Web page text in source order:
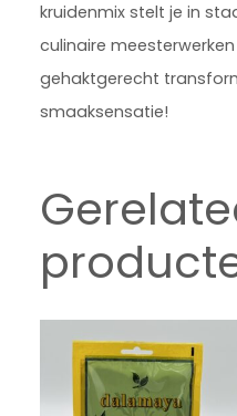
kruidenmix stelt je in
culinaire
gehaktgerecht
smaaksensatie!